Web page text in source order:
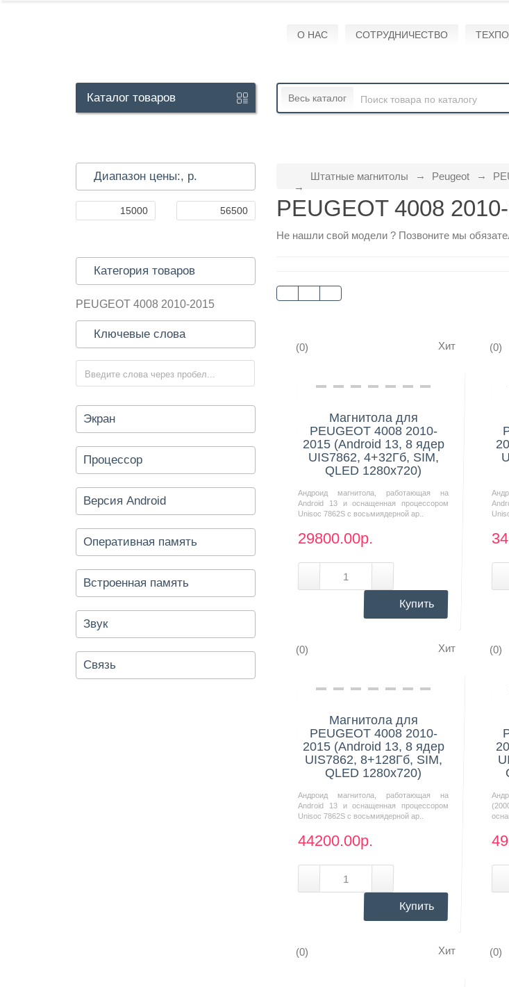
О НАС СОТРУДНИЧЕСТВО
Каталог товаров Весь каталог
Диапазон цены:, р.
Категория товаров
PEUGEOT 4008 2010-2015
Ключевые слова
Экран
Процессор
Версия Android
Оперативная память
Встроенная память
Звук
Связь
Штатные магнитолы Peugeot
PEUGEOT 4008
Не нашли свой модели ? Позвоните мы
(0) Хит
Нашли дешевле?
Магнитола для
PEUGEOT 4008 2010-
2015 (Android 13, 8 ядер
UIS7862, 4+32Гб, SIM,
QLED 1280x720)
Андроид магнитола, работающая на
Android 13 и оснащенная процессором
Unisoc 7862S с восьмиядерной ар..
29800.00р.
Купить
(0)
(0) Хит
Нашли дешевле?
Магнитола для
PEUGEOT 4008 2010-
2015 (Android 13, 8 ядер
UIS7862, 8+128Гб, SIM,
QLED 1280x720)
Андроид магнитола, работающая на
Android 13 и оснащенная процессором
Unisoc 7862S с восьмиядерной ар..
44200.00р.
Купить
(0)
(0) Хит (0)